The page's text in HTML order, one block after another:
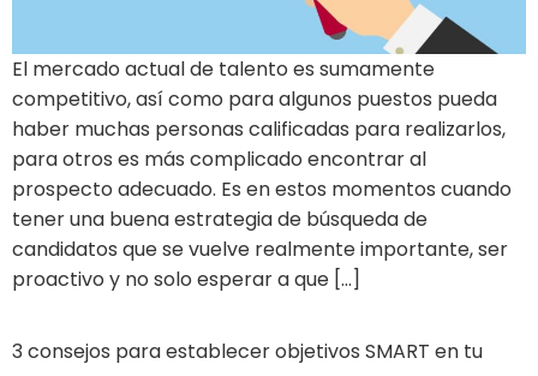
El mercado actual de talento es sumamente
competitivo, así como para algunos puestos pueda
haber muchas personas calificadas para realizarlos,
para otros es más complicado encontrar al
prospecto adecuado. Es en estos momentos cuando
tener una buena estrategia de búsqueda de
candidatos que se vuelve realmente importante, ser
proactivo y no solo esperar a que […]
3 consejos para establecer objetivos SMART en tu